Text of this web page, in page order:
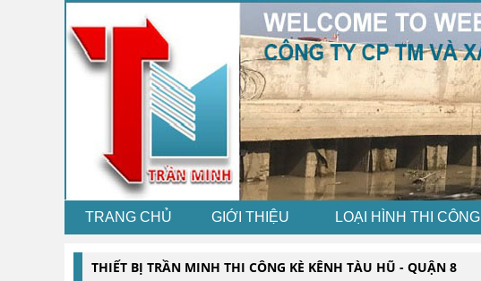
TRANG CHỦ GIỚI THIỆU LOẠI HÌNH THI CÔNG
THIẾT BỊ TRẦN MINH THI CÔNG KÈ KÊNH TÀU HŨ - QUẬN 8